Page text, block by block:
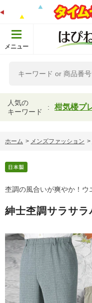
メニュー
人気の
キーワード
柑気楼プ
ホーム > メンズファッション >
杢調の風合いが爽やか！ウ
紳士杢調サラサラ